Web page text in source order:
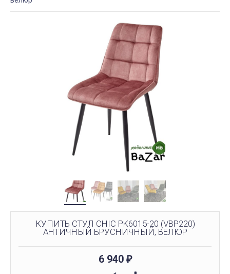
КУПИТЬ СТУЛ CHIC PK6015-20 (VBP220)
АНТИЧНЫЙ БРУСНИЧНЫЙ, ВЕЛЮР
6 940 ₽